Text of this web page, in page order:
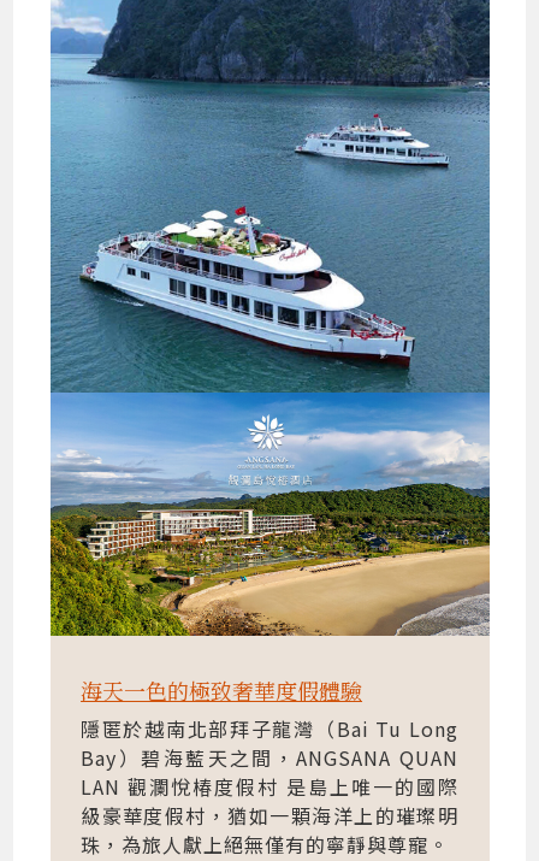
海天一色的極致奢華度假體驗
隱匿於越南北部拜子龍灣（Bai Tu Long
Bay）碧海藍天之間，ANGSANA QUAN
LAN 觀瀾悅椿度假村 是島上唯一的國際
級豪華度假村，猶如一顆海洋上的璀璨明
珠，為旅人獻上絕無僅有的寧靜與尊寵。